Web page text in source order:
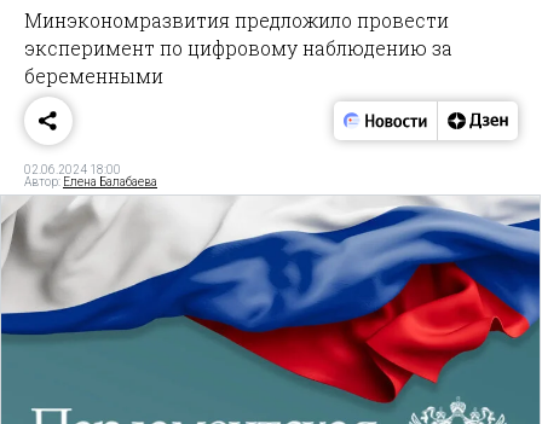
Минэкономразвития предложило провести
эксперимент по цифровому наблюдению за
беременными
02.06.2024 18:00
Автор: Елена Балабаева